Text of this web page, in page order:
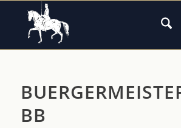
BB